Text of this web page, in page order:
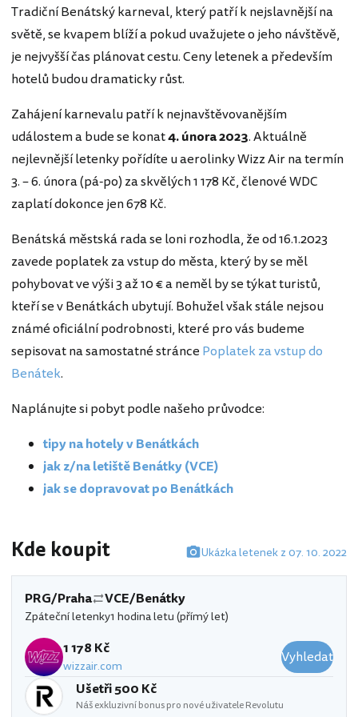
Tradiční Benátský karneval, který patří k nejslavnější na
světě, se kvapem blíží a pokud uvažujete o jeho návštěvě,
je nejvyšší čas plánovat cestu. Ceny letenek a především
hotelů budou dramaticky růst.
Zahájení karnevalu patří k nejnavštěvovanějším
událostem a bude se konat4. února 2023. Aktuálně
nejlevnější letenky pořídíte u aerolinky Wizz Air na termín
3. – 6. února (pá-po) za skvělých 1 178 Kč, členové WDC
zaplatí dokonce jen 678 Kč.
Benátská městská rada se loni rozhodla, že od 16.1.2023
zavede poplatek za vstup do města, který by se měl
pohybovat ve výši 3 až 10 € a neměl by se týkat turistů,
kteří se v Benátkách ubytují. Bohužel však stále nejsou
známé oficiální podrobnosti, které pro vás budeme
sepisovat na samostatné stránce Poplatek za vstup do
Benátek.
Naplánujte si pobyt podle našeho průvodce:
tipy na hotely v Benátkách
jak z/na letiště Benátky (VCE)
jak se dopravovat po Benátkách
Kde koupit Ukázka letenek z 07. 10. 2022
PRG/Praha VCE/Benátky
Zpáteční letenky1 hodina letu (přímý let)
1 178 Kč
wizzair.com
Vyhledat
Ušetři 500 Kč
Náš exkluzivní bonus pro nové uživatele Revolutu